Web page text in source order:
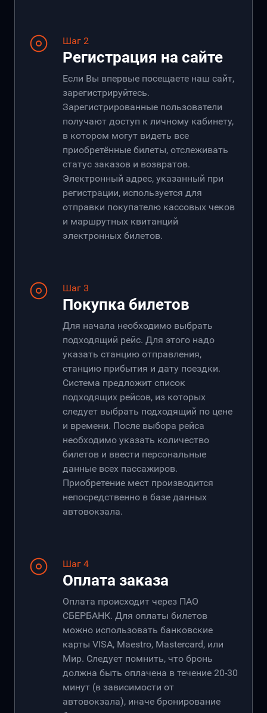
Шаг 2
Регистрация на сайте
Если Вы впервые посещаете наш сайт,
зарегистрируйтесь.
Зарегистрированные пользователи
получают доступ к личному кабинету,
в котором могут видеть все
приобретённые билеты, отслеживать
статус заказов и возвратов.
Электронный адрес, указанный при
регистрации, используется для
отправки покупателю кассовых чеков
и маршрутных квитанций
электронных билетов.
Шаг 3
Покупка билетов
Для начала необходимо выбрать
подходящий рейс. Для этого надо
указать станцию отправления,
станцию прибытия и дату поездки.
Система предложит список
подходящих рейсов, из которых
следует выбрать подходящий по цене
и времени. После выбора рейса
необходимо указать количество
билетов и ввести персональные
данные всех пассажиров.
Приобретение мест производится
непосредственно в базе данных
автовокзала.
Шаг 4
Оплата заказа
Оплата происходит через ПАО
СБЕРБАНК. Для оплаты билетов
можно использовать банковские
карты VISA, Maestro, Mastercard, или
Мир. Следует помнить, что бронь
должна быть оплачена в течение 20-30
минут (в зависимости от
автовокзала), иначе бронирование